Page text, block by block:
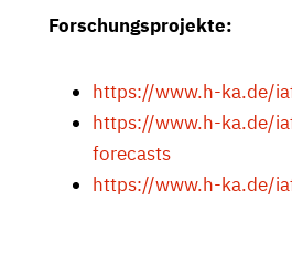
Forschungsprojekte:
https://www.h-ka.de/
https://www.h-ka.de/
forecasts
https://www.h-ka.de/